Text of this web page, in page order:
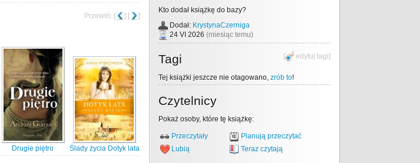
Przewiń: [ ] [ ]
Drugie piętro Ślady życia Dotyk lata
Kto dodał książkę do bazy?
Dodał: KrystynaCzerniga
24 VI 2026 (miesiąc temu)
[ edytuj tagi]
Tagi
Tej książki jeszcze nie otagowano, zrób to!
Czytelnicy
Pokaż osoby, które tę książkę:
Przeczytały
Planują przeczytać
Lubią
Teraz czytają